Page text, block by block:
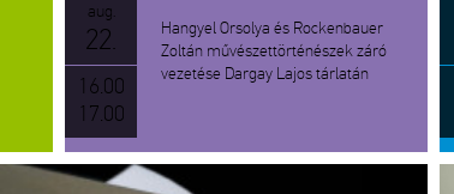
aug.
22.
16.00
17.00
Hangyel Orsolya és Rockenbauer
Zoltán művészettörténészek záró
vezetése Dargay Lajos tárlatán